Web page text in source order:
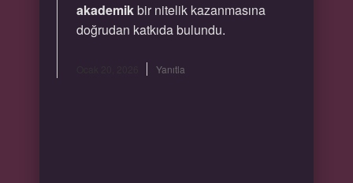
akademikbir nitelik kazanmasına
doğrudan katkıda bulundu.
Yanıtla